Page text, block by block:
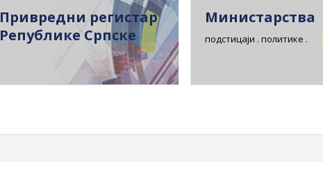
Привредни регистар
Републике Српске
Министарства
подстицаји . политике .